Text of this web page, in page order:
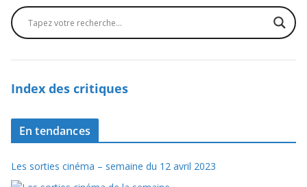
Index des critiques
En tendances
Les sorties cinéma – semaine du 12 avril 2023